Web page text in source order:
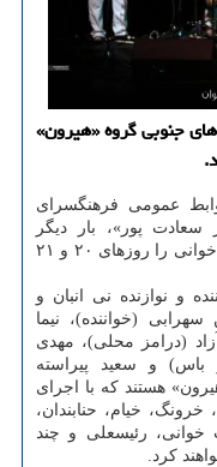
جنوبی گروه «هیرون»
عمومی فرهنگسرای
سعادت پور»، بار دیگر
قطعات موسیقی بوشهری، بندری و خیام خوانی را روزهای ۲۰ و ۲۱
و نوازنده نی انبان و
(خواننده)، نیما
(درامز محلی)، مهدی
باس) و سعید پیراسته
هستند که با اجرای
خیام، حنابندان،
رئیسعلی و چند
کرد.